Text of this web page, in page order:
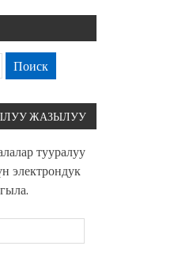
ЖАЗЫЛУУ
тууралуу
электрондук